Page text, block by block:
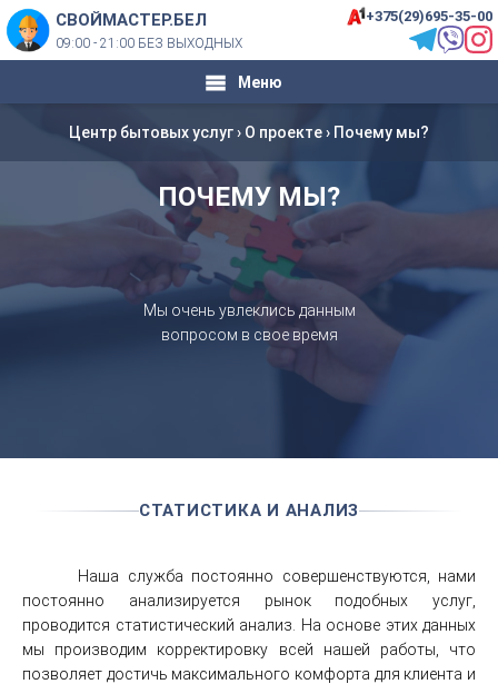
СВОЙМАСТЕР.БЕЛ
09:00 - 21:00 БЕЗ ВЫХОДНЫХ
+375(29)695-35-00
Меню
Центр бытовых услуг› О проекте› Почему мы?
ПОЧЕМУ МЫ?
Мы очень увлеклись данным
вопросом в свое время
СТАТИСТИКА И АНАЛИЗ
Наша служба постоянно совершенствуются, нами
постоянно анализируется рынок подобных услуг,
проводится статистический анализ. На основе этих данных
мы производим корректировку всей нашей работы, что
позволяет достичь максимального комфорта для клиента и